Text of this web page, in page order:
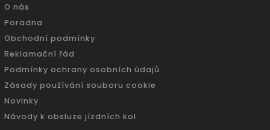
O nás
Poradna
Obchodní podmínky
Reklamační řád
Podmínky ochrany osobních údajů
Zásady používání souboru cookie
Novinky
Návody k obsluze jízdních kol